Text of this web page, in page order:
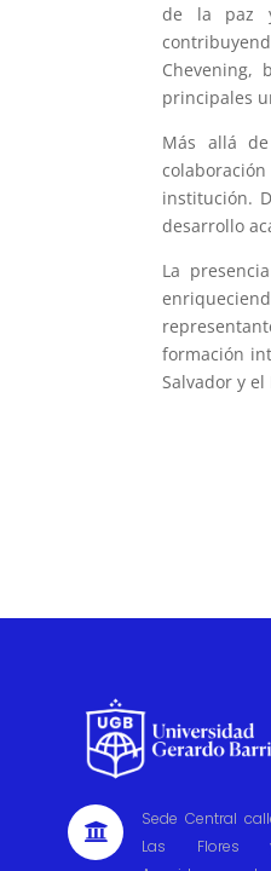
de la paz y
Chevening,
principales
Más allá
institución.
desarrollo
La
formación
Salvador y

Sede Central
Las Flores